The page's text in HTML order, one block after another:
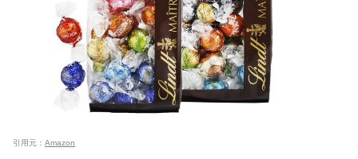
引用元： Amazon